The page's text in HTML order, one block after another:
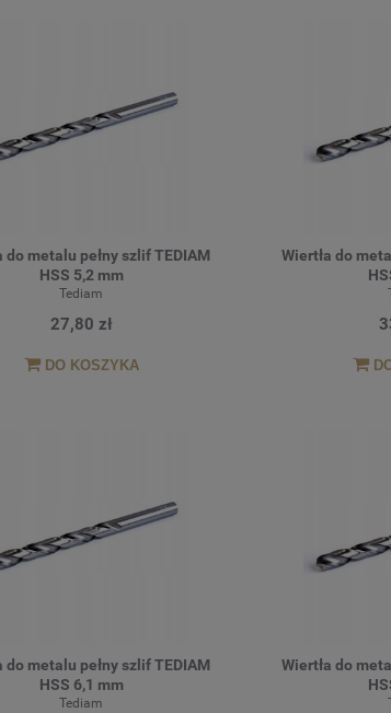
do metalu pełny szlif TEDIAM
HSS 5,2 mm
Tediam
27,80 zł
DO KOSZYKA
Wiertła do
do metalu pełny szlif TEDIAM
HSS 6,1 mm
Tediam
Wiertła do